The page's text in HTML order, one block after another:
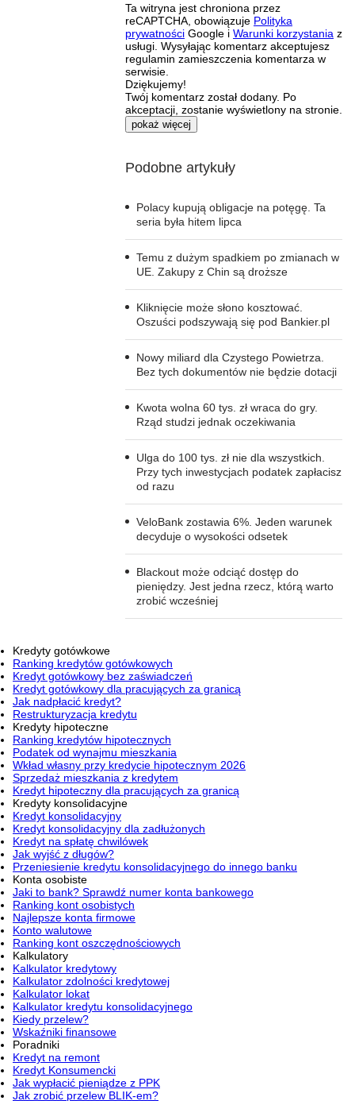
Ta witryna jest chroniona przez
reCAPTCHA, obowiązuje Polityka
prywatności Google i Warunki korzystania z
usługi. Wysyłając komentarz akceptujesz
regulamin zamieszczenia komentarza w
serwisie.
Dziękujemy!
Twój komentarz został dodany. Po
akceptacji, zostanie wyświetlony na stronie.
pokaż więcej
Podobne artykuły
Polacy kupują obligacje na potęgę. Ta
seria była hitem lipca
Temu z dużym spadkiem po zmianach w
UE. Zakupy z Chin są droższe
Kliknięcie może słono kosztować.
Oszuści podszywają się pod Bankier.pl
Nowy miliard dla Czystego Powietrza.
Bez tych dokumentów nie będzie dotacji
Kwota wolna 60 tys. zł wraca do gry.
Rząd studzi jednak oczekiwania
Ulga do 100 tys. zł nie dla wszystkich.
Przy tych inwestycjach podatek zapłacisz
od razu
VeloBank zostawia 6%. Jeden warunek
decyduje o wysokości odsetek
Blackout może odciąć dostęp do
pieniędzy. Jest jedna rzecz, którą warto
zrobić wcześniej
Kredyty gotówkowe
Ranking kredytów gotówkowych
Kredyt gotówkowy bez zaświadczeń
Kredyt gotówkowy dla pracujących za granicą
Jak nadpłacić kredyt?
Restrukturyzacja kredytu
Kredyty hipoteczne
Ranking kredytów hipotecznych
Podatek od wynajmu mieszkania
Wkład własny przy kredycie hipotecznym 2026
Sprzedaż mieszkania z kredytem
Kredyt hipoteczny dla pracujących za granicą
Kredyty konsolidacyjne
Kredyt konsolidacyjny
Kredyt konsolidacyjny dla zadłużonych
Kredyt na spłatę chwilówek
Jak wyjść z długów?
Przeniesienie kredytu konsolidacyjnego do innego banku
Konta osobiste
Jaki to bank? Sprawdź numer konta bankowego
Ranking kont osobistych
Najlepsze konta firmowe
Konto walutowe
Ranking kont oszczędnościowych
Kalkulatory
Kalkulator kredytowy
Kalkulator zdolności kredytowej
Kalkulator lokat
Kalkulator kredytu konsolidacyjnego
Kiedy przelew?
Wskaźniki finansowe
Poradniki
Kredyt na remont
Kredyt Konsumencki
Jak wypłacić pieniądze z PPK
Jak zrobić przelew BLIK-em?